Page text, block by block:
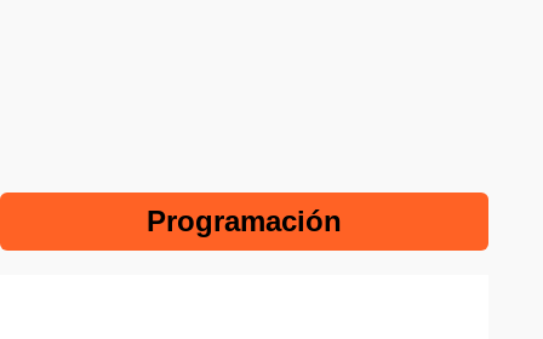
Programación